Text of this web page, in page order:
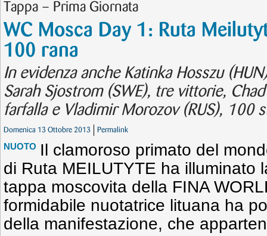
Tappa – Prima Giornata
WC Mosca Day 1: Ruta
100 rana
In evidenza anche Katinka Hosszu
Sarah Sjostrom (SWE), tre vittorie,
farfalla e Vladimir Morozov (RUS), 100
Domenica 13 Ottobre 2013 Permalink
NUOTO Il clamoroso primato del
di Ruta MEILUTYTE ha illuminato
tappa moscovita della FINA
formidabile nuotatrice lituana ha
della manifestazione, che